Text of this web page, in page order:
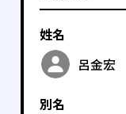
姓名
呂金宏
別名